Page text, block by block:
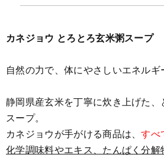
カネジョウ とろとろ玄米粥スープ
自然の力で、体にやさしいエネルギ
静岡県産玄米を丁寧に炊き上げた
スープ。
カネジョウが手がける商品は、すべ
化学調味料やエキス、たんぱく分解